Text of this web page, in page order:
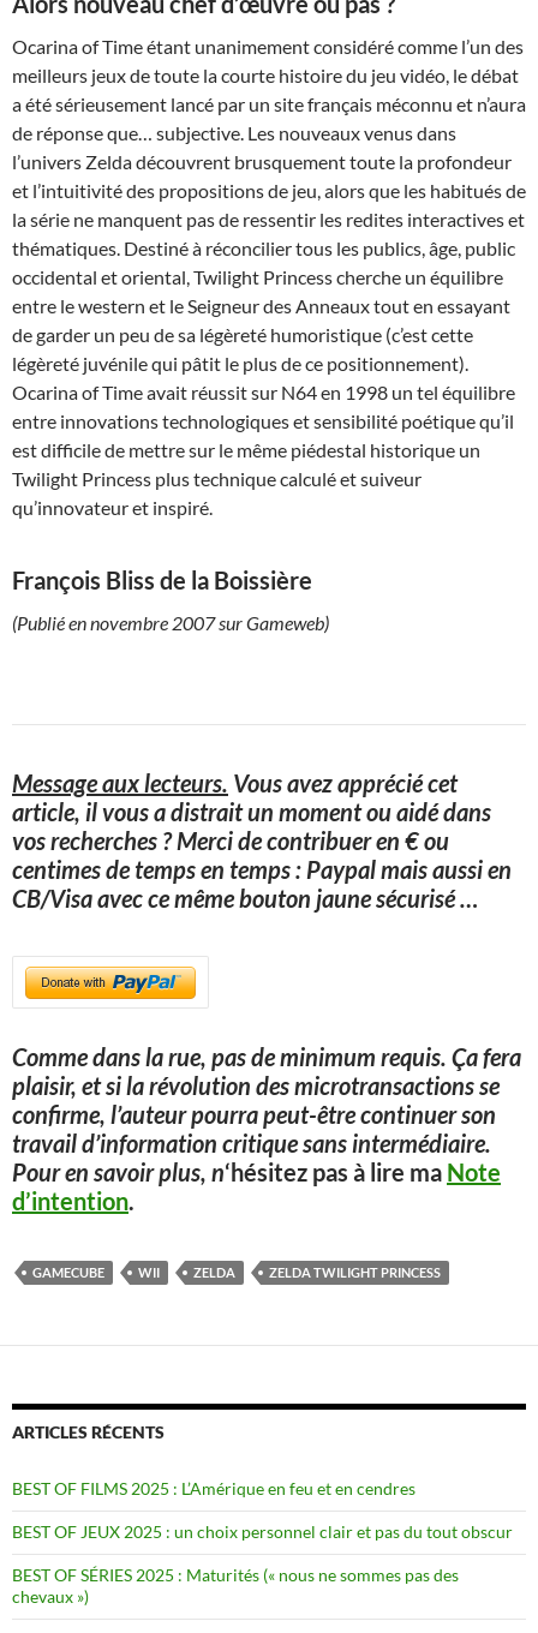
Ocarina of Time étant unanimement considéré comme l’un des
meilleurs jeux de toute la courte histoire du jeu vidéo, le débat
a été sérieusement lancé par un site français méconnu et n’aura
de réponse que… subjective. Les nouveaux venus dans
l’univers Zelda découvrent brusquement toute la profondeur
et l’intuitivité des propositions de jeu, alors que les habitués de
la série ne manquent pas de ressentir les redites interactives et
thématiques. Destiné à réconcilier tous les publics, âge, public
occidental et oriental, Twilight Princess cherche un équilibre
entre le western et le Seigneur des Anneaux tout en essayant
de garder un peu de sa légèreté humoristique (c’est cette
légèreté juvénile qui pâtit le plus de ce positionnement).
Ocarina of Time avait réussit sur N64 en 1998 un tel équilibre
entre innovations technologiques et sensibilité poétique qu’il
est difficile de mettre sur le même piédestal historique un
Twilight Princess plus technique calculé et suiveur
qu’innovateur et inspiré.
François Bliss de la Boissière
(Publié en novembre 2007 sur Gameweb)
Message aux lecteurs. Vous avez apprécié cet
article, il vous a distrait un moment ou aidé dans
vos recherches ? Merci de contribuer en € ou
centimes de temps en temps : Paypal mais aussi en
CB/Visa avec ce même bouton jaune sécurisé…
Comme dans la rue, pas de minimum requis. Ça fera
plaisir, et si la révolution des microtransactions se
confirme, l’auteur pourra peut-être continuer son
travail d’information critique sans intermédiaire.
Pour en savoir plus, n‘hésitez pas à lire ma Note
d’intention.
GAMECUBE WII ZELDA ZELDA TWILIGHT PRINCESS
ARTICLES RÉCENTS
BEST OF FILMS 2025 : L’Amérique en feu et en cendres
BEST OF JEUX 2025 : un choix personnel clair et pas du tout obscur
BEST OF SÉRIES 2025 : Maturités (« nous ne sommes pas des
chevaux »)